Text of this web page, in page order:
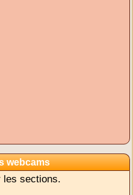
webcams
les sections.